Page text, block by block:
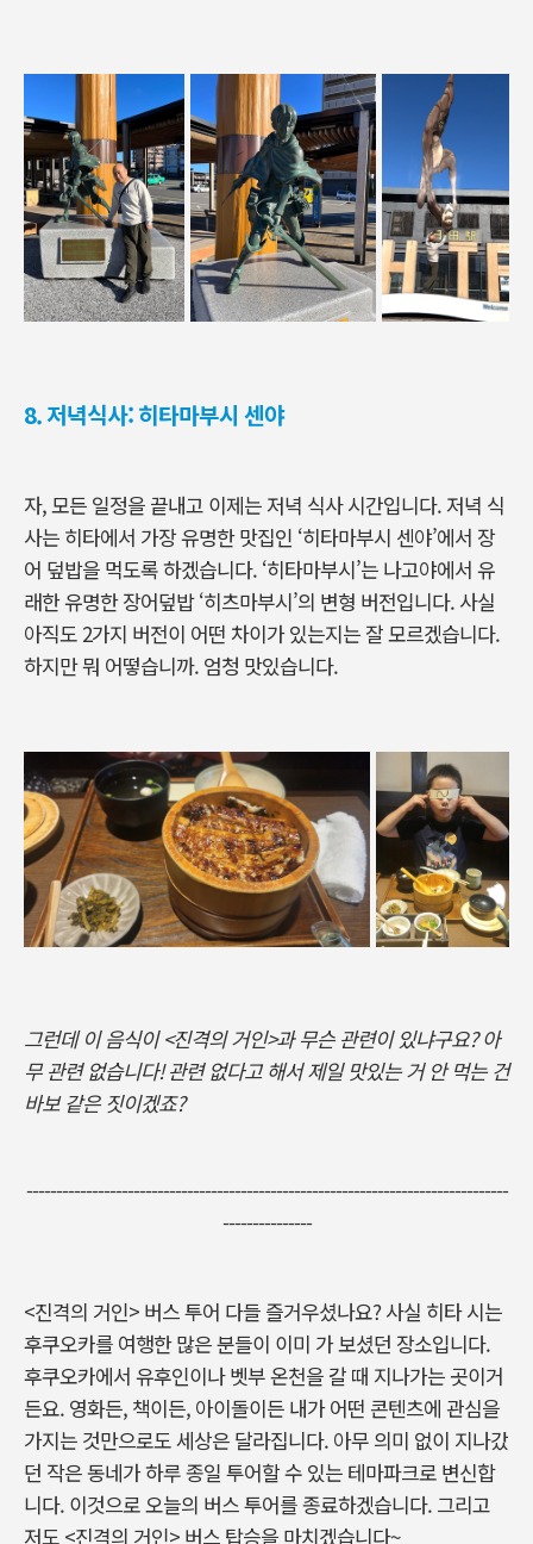
8. 저녁식사: 히타마부시 센야
자, 모든 일정을 끝내고 이제는 저녁 식사 시간입니다. 저녁 식
사는 히타에서 가장 유명한 맛집인 ‘히타마부시 센야’에서 장
어 덮밥을 먹도록 하겠습니다. ‘히타마부시’는 나고야에서 유
래한 유명한 장어덮밥 ‘히츠마부시’의 변형 버전입니다. 사실
아직도 2가지 버전이 어떤 차이가 있는지는 잘 모르겠습니다.
하지만 뭐 어떻습니까. 엄청 맛있습니다.
그런데 이 음식이 <진격의 거인>과 무슨 관련이 있냐구요? 아
무 관련 없습니다! 관련 없다고 해서 제일 맛있는 거 안 먹는 건
바보 같은 짓이겠죠?
---------------------------------------------------------------------------------
---------------
<진격의 거인> 버스 투어 다들 즐거우셨나요? 사실 히타 시는
후쿠오카를 여행한 많은 분들이 이미 가 보셨던 장소입니다.
후쿠오카에서 유후인이나 벳부 온천을 갈 때 지나가는 곳이거
든요. 영화든, 책이든, 아이돌이든 내가 어떤 콘텐츠에 관심을
가지는 것만으로도 세상은 달라집니다. 아무 의미 없이 지나갔
던 작은 동네가 하루 종일 투어할 수 있는 테마파크로 변신합
니다. 이것으로 오늘의 버스 투어를 종료하겠습니다. 그리고
저도 <진격의 거인> 버스 탑승을 마치겠습니다~